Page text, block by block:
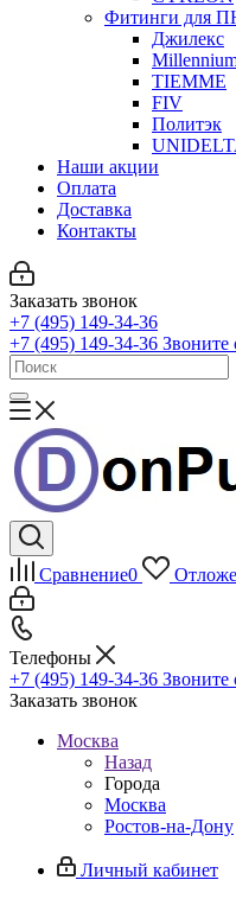
Фитинги для
Джилекс
TIEMME
FIV
Политэк
Наши акции
Оплата
Доставка
Контакты
Заказать звонок
+7 (495) 149-34-36
+7 (495) 149-34-36 Звоните
Сравнение0
Телефоны
+7 (495) 149-34-36 Звоните
Заказать звонок
Москва
Назад
Города
Москва
Ростов-на-Дону
Личный кабинет